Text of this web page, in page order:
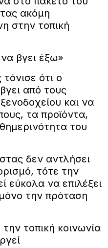
ακόμη
στην τοπική
βγει έξω»
ότι ο
από τους
και να
τα προϊόντα,
του
δεν αντλήσει
τότε την
εύκολα να επιλέξει
την πρόταση
τοπική κοινωνία